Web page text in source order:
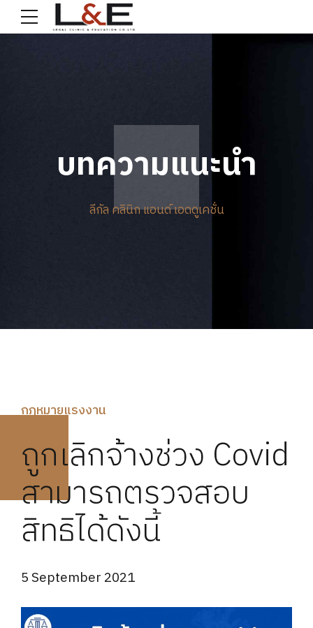
บทความแนะนำ
ลีกัล คลินิก แอนด์ เอดดูเคชั่น
กฏหมายแรงงาน
ถูกเลิกจ้างช่วง Covid
สามารถตรวจสอบ
สิทธิได้ดังนี้
5 September 2021